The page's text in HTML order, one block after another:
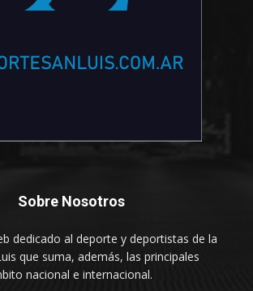
Sobre Nosotros
dedicado al deporte y deportistas de la
que suma, además, las principales
nacional e internacional.